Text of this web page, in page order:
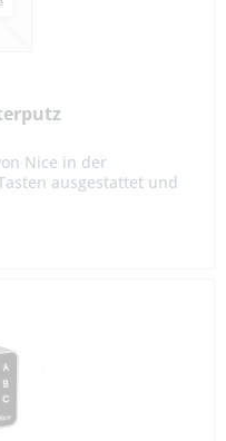
Nice in der
ausgestattet und